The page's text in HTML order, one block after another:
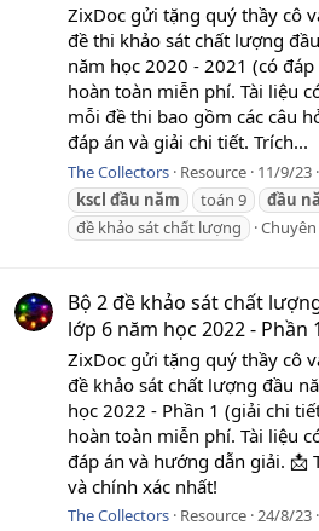
ZixDoc gửi tặng quý thầy cô
đề thi khảo sát chất lượng
năm học 2020 - 2021 (có
hoàn toàn miễn phí. Tài liệu
mỗi đề thi bao gồm các câu
đáp án và giải chi tiết. Trích...
The Collectors Resource 11/9/23
kscl đầu năm toán 9 đầu
đề khảo sát chất lượng
Bộ 2 đề khảo sát chất
lớp 6 năm học 2022 - Phần
ZixDoc gửi tặng quý thầy cô
đề khảo sát chất lượng đầu
học 2022 - Phần 1 (giải chi
hoàn toàn miễn phí. Tài liệu
đáp án và hướng dẫn giải. 📩
và chính xác nhất!
The Collectors Resource 24/8/23